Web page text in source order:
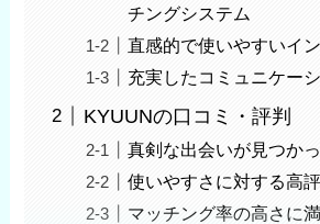
チングシステム
直感的で使いやすいイ
充実したコミュニケー
KYUUNの口コミ・評判
真剣な出会いが見つか
使いやすさに対する高
マッチング率の高さに